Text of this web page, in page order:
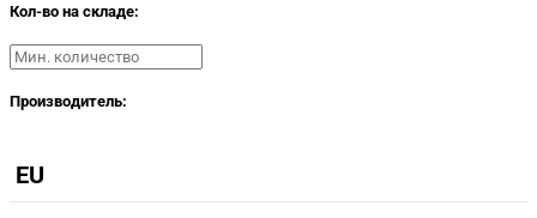
Кол-во на складе:
Производитель:
EU